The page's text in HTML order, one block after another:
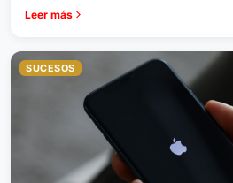
Leer más
SUCESOS